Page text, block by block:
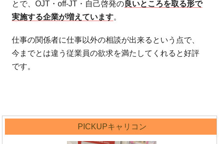
とで、OJT・off-JT・自己啓発の 良いところを取る形で
実施する企業が増えています。
仕事の関係者に仕事以外の相談が出来るという点で、
今までとは違う従業員の欲求を満たしてくれると好評
です。
PICKUPキャリコン